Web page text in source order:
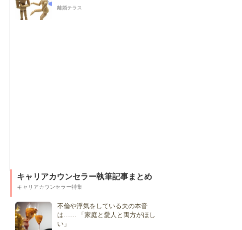
離婚テラス
キャリアカウンセラー執筆記事まとめ
キャリアカウンセラー特集
不倫や浮気をしている夫の本音
は…… 「家庭と愛人と両方がほし
い」